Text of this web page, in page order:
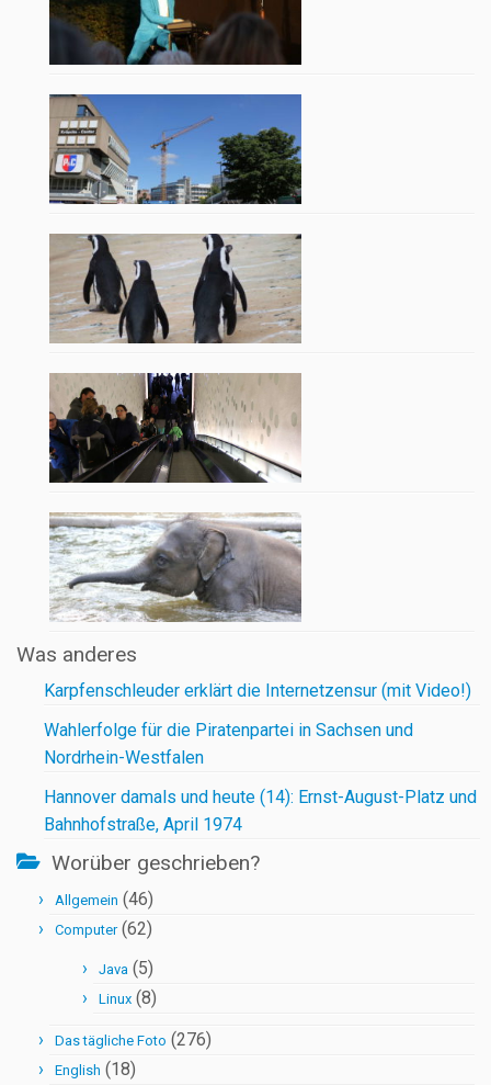
Was anderes
Karpfenschleuder erklärt die Internetzensur (mit Video!)
Wahlerfolge für die Piratenpartei in Sachsen und
Nordrhein-Westfalen
Hannover damals und heute (14): Ernst-August-Platz und
Bahnhofstraße, April 1974
Worüber geschrieben?
Allgemein (46)
Computer(62)
Java (5)
Linux (8)
Das tägliche Foto (276)
English (18)